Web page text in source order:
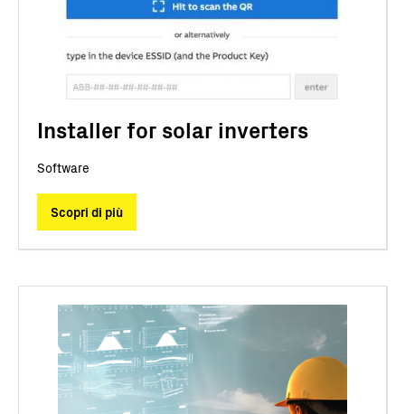
Installer for solar inverters
Software
Scopri di più